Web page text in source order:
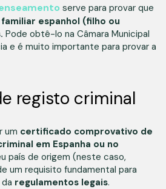
serve para provar que
espanhol (filho ou
Pode obtê-lo na Câmara Municipal
e é muito importante para provar a
registo criminal
um certificado comprovativo de
em Espanha ou no
país de origem (neste caso,
um requisito fundamental para
regulamentos legais.